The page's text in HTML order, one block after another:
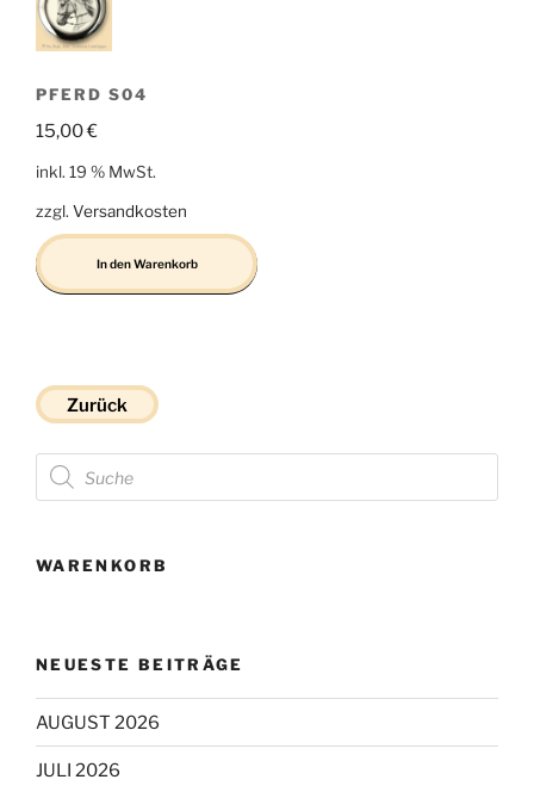
PFERD S04
15,00€
inkl. 19 % MwSt.
zzgl. Versandkosten
In den Warenkorb
Zurück
Products
search
WARENKORB
NEUESTE BEITRÄGE
AUGUST 2026
JULI 2026